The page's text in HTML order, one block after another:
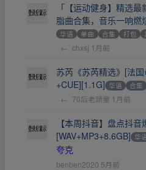
「【运动健身】精选
脂曲合集，音乐一响燃
华语 单曲 合集 打包
← chxsj 1月前
苏芮《苏芮精选》[法
+CUE][1.1G] 华语 合集
← 70后老顽童 1月前
【本周抖音】盘点抖
[WAV+MP3+8.6GB] 华
夸克
benben2020 5月前